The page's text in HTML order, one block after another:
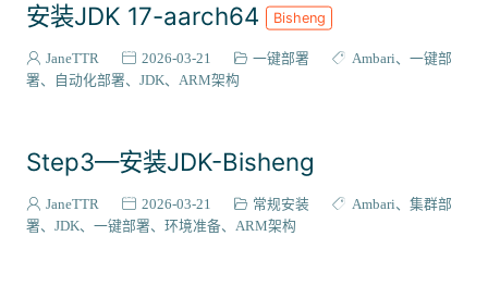
安装JDK 17-aarch64 Bisheng
JaneTTR 2026-03-21 一键部署 Ambari
一键部
署
自动化部署 JDK ARM架构
Step3—安装JDK-Bisheng
JaneTTR 2026-03-21 常规安装 Ambari
集群部
署
JDK 一键部署 环境准备 ARM架构